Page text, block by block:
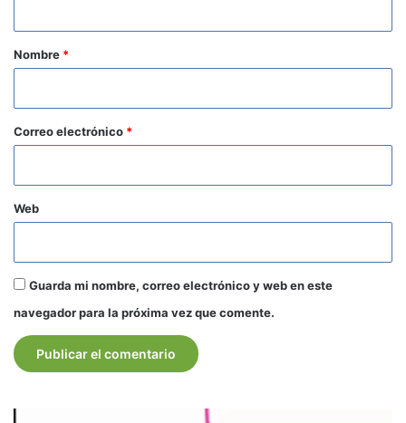
r
*
Nombre *
Correo electrónico *
Web
Guarda mi nombre, correo electrónico y web en este
navegador para la próxima vez que comente.